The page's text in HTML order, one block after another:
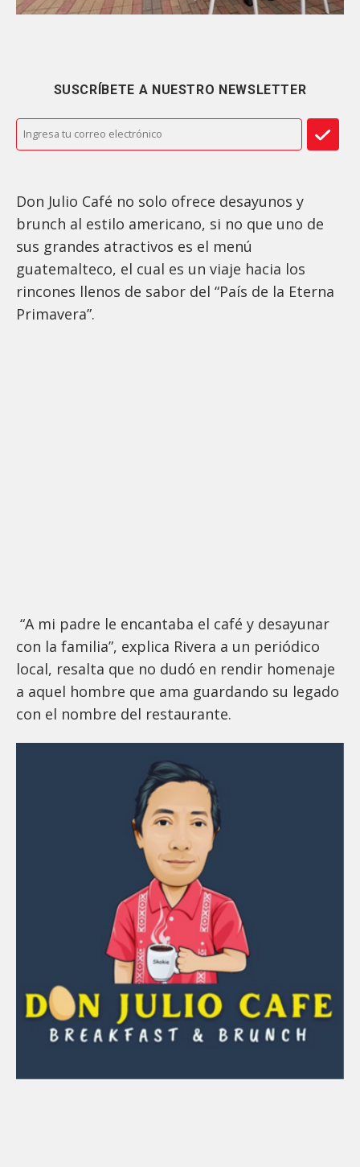
SUSCRÍBETE A NUESTRO NEWSLETTER
Don Julio Café no solo ofrece desayunos y
brunch al estilo americano, si no que uno de
sus grandes atractivos es el menú
guatemalteco, el cual es un viaje hacia los
rincones llenos de sabor del “País de la Eterna
Primavera”.
“A mi padre le encantaba el café y desayunar
con la familia”, explica Rivera a un periódico
local, resalta que no dudó en rendir homenaje
a aquel hombre que ama guardando su legado
con el nombre del restaurante.